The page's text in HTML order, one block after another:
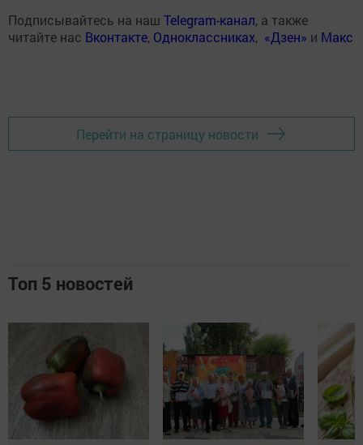
Подписывайтесь на наш Telegram-канал, а также
читайте нас Вконтакте, Одноклассниках, «Дзен» и Макс
Перейти на страницу новости
Топ 5 новостей